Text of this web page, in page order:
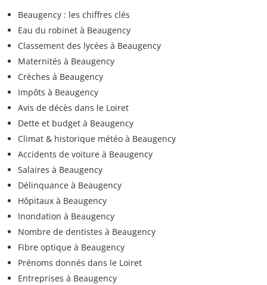
Beaugency : les chiffres clés
Eau du robinet à Beaugency
Classement des lycées à Beaugency
Maternités à Beaugency
Crèches à Beaugency
Impôts à Beaugency
Avis de décès dans le Loiret
Dette et budget à Beaugency
Climat & historique météo à Beaugency
Accidents de voiture à Beaugency
Salaires à Beaugency
Délinquance à Beaugency
Hôpitaux à Beaugency
Inondation à Beaugency
Nombre de dentistes à Beaugency
Fibre optique à Beaugency
Prénoms donnés dans le Loiret
Entreprises à Beaugency